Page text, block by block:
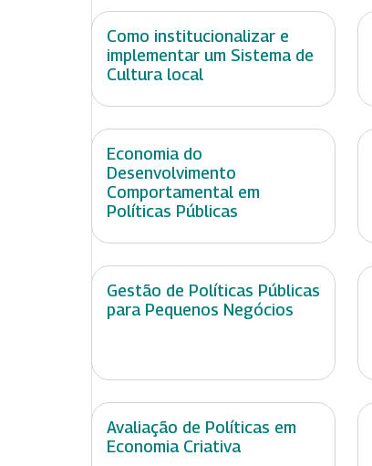
Como institucionalizar e
implementar um Sistema de
Cultura local
Economia do
Desenvolvimento
Comportamental em
Políticas Públicas
Gestão de Políticas Públicas
para Pequenos Negócios
Avaliação de Políticas em
Economia Criativa